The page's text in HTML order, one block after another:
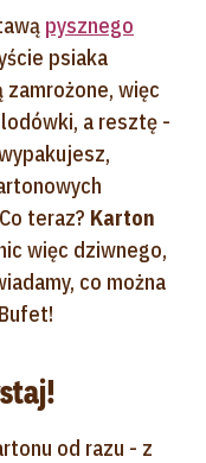
pysznego
psiaka
więc
a resztę -
teraz? Karton
więc dziwnego,
co można
od razu - z